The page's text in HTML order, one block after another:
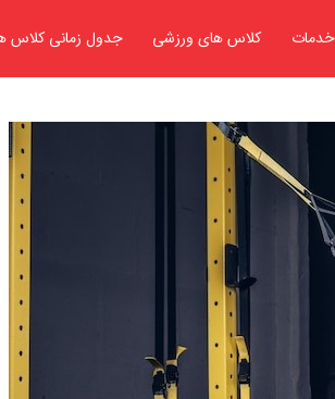
خدمات کلاس های ورزشی جدول زمانی کلاس